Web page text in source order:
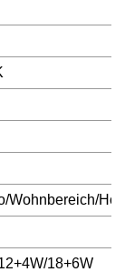
Wohnbereich/
18+6W